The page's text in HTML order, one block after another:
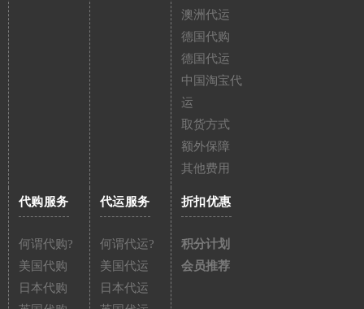
澳洲代运
德国代购
德国代运
中国淘宝代
运
取货方式
额外保障
其他费用
代购服务
何谓代购?
美国代购
日本代购
代运服务
何谓代运?
美国代运
日本代运
折扣优惠
积分计划
会员推荐